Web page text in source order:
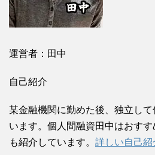
運営者：田中
自己紹介
某金融機関に勤めた後、独立し
います。個人間融資田中はおす
も紹介しています。 詳しい自己紹